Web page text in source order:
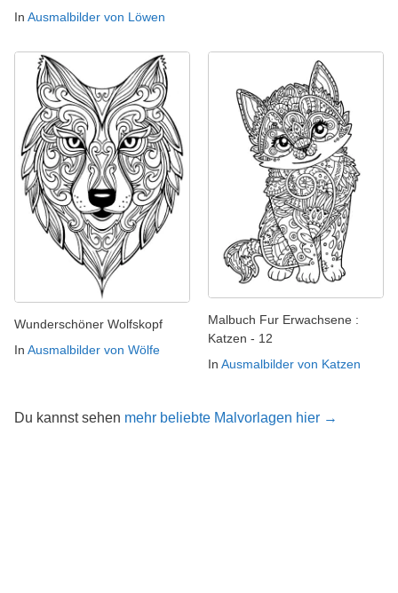
In Ausmalbilder von Löwen
Wunderschöner Wolfskopf
In Ausmalbilder von Wölfe
Malbuch Fur Erwachsene :
Katzen - 12
In Ausmalbilder von Katzen
Du kannst sehen mehr beliebte Malvorlagen hier →